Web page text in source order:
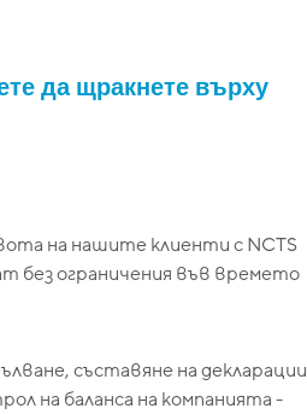
да щракнете върху
на нашите клиенти с NCTS
без ограничения във времето
съставяне на декларации
на баланса на компанията -